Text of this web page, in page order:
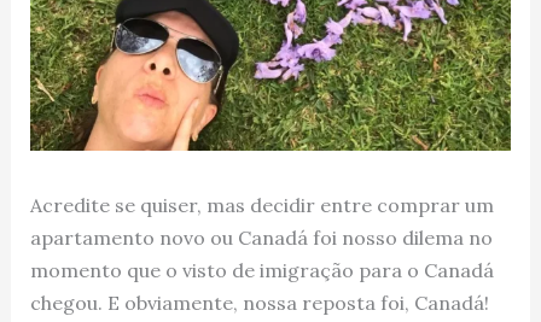
Acredite se quiser, mas decidir entre comprar um
apartamento novo ou Canadá foi nosso dilema no
momento que o visto de imigração para o Canadá
chegou. E obviamente, nossa reposta foi, Canadá!